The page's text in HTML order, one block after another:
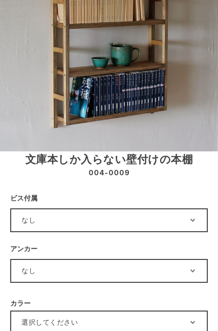
文庫本しか入らない壁付けの本棚
004-0009
ビス付属
アンカー
カラー